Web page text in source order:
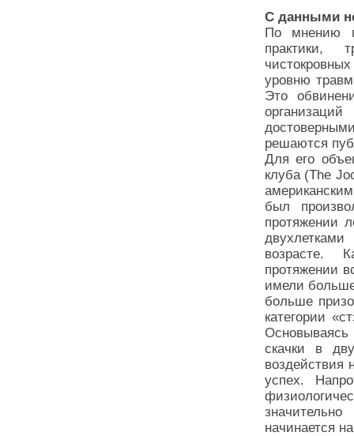
С данными
По мнению
практики,
уровню
Это
решаются
Для его
клуба (The
был
протяжении
возрасте.
протяжении
имели
больше
категории
скачки в
воздействия
успех.
начинается